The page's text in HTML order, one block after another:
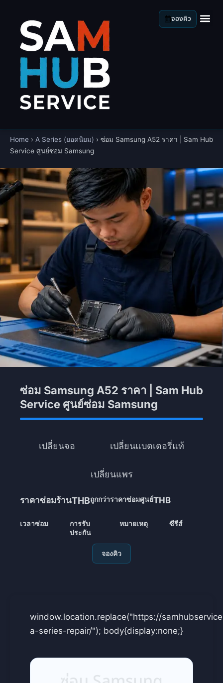
จองคิว
Home › A Series (ยอดนิยม) › ซ่อม Samsung A52 ราคา | Sam Hub
Service ศูนย์ซ่อม Samsung
ซ่อม Samsung A52 ราคา | Sam Hub
Service ศูนย์ซ่อม Samsung
เปลี่ยนจอ เปลี่ยนแบตเตอรี่แท้
เปลี่ยนแพร
ราคาซ่อมร้านTHBถูกกว่าราคาซ่อมศูนย์THB
เวลาซ่อม
การรับ
ประกัน
หมายเหตุ ซีรีส์
จองคิว
window.location.replace("https://
a-series-repair/"); body{display:none;}